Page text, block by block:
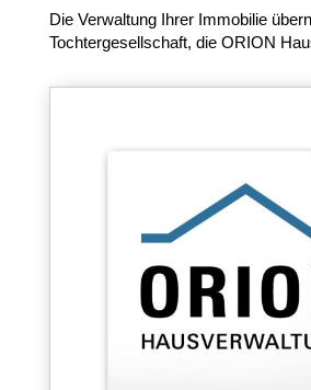
Die Verwaltung Ihrer Immobilie
Tochtergesellschaft, die ORION